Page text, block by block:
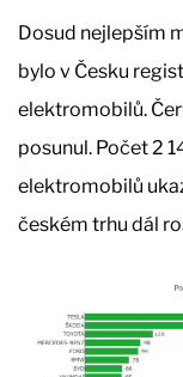
Dosud nejlepším
bylo v Česku
elektromobilů.
posunul. Počet 2
elektromobilů
českém trhu dál